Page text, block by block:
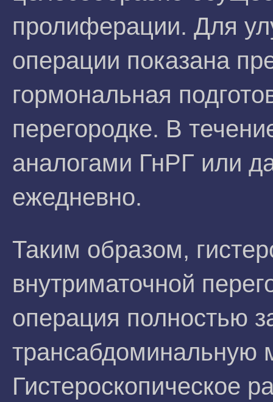
пролиферации. Для
операции показана
гормональная
перегородке. В
аналогами ГнРГ или
ежедневно.
Таким образом,
внутриматочной
операция полностью
трансабдоминальную
Гистероскопическое